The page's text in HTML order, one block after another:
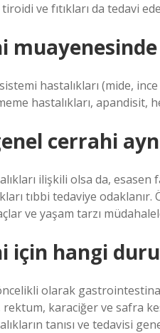
ve fıtıkları da tedavi
muayenesinde
hastalıkları (mide,
hastalıkları,
cerrahi
ilişkili olsa da,
tıbbi tedaviye
ve yaşam tarzı
için hangi
olarak
rektum, karaciğer ve safra
tanısı ve tedavisi